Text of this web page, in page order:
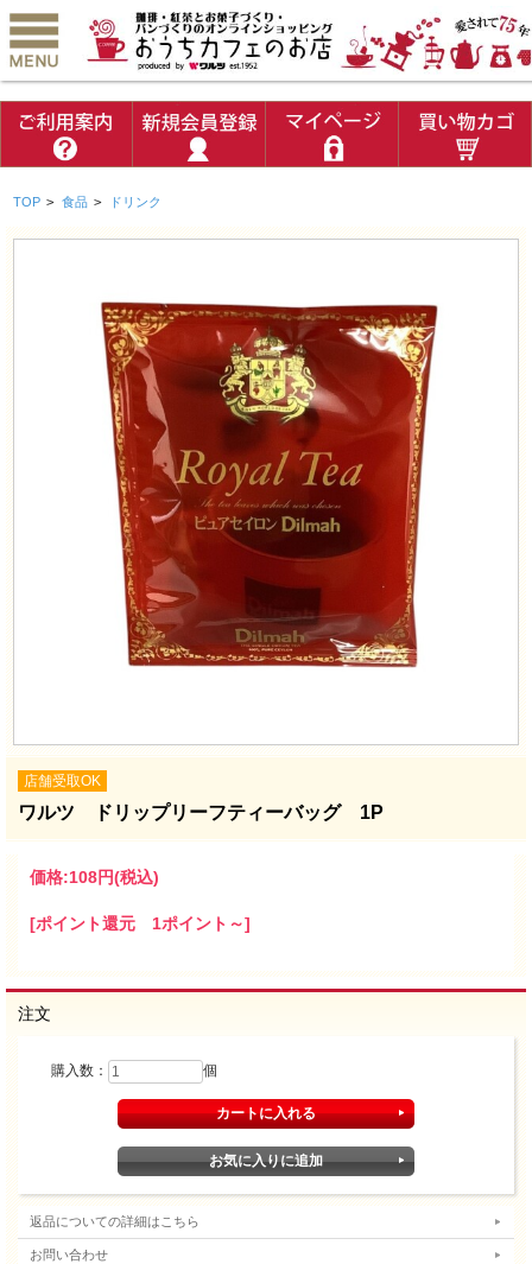
TOP > 食品 > ドリンク
店舗受取OK
ワルツ ドリップリーフティーバッグ 1P
価格:108円(税込)
[ポイント還元 1ポイント～]
注文
購入数： 個
返品についての詳細はこちら
お問い合わせ